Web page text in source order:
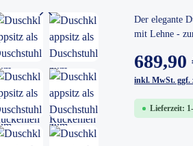
Der elegante
mit Lehne -
689,90
inkl. MwSt. ggf.
Lieferzeit: